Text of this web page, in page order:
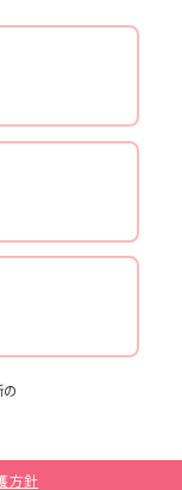
方針